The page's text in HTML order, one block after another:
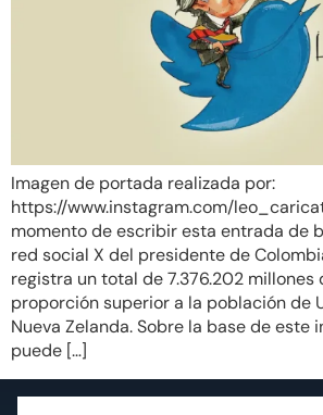
Imagen de portada realizada por:
https://www.instagram.com/
momento de escribir esta entrada de
red social X del presidente de
registra un total de 7.376.202 millones
proporción superior a la población de
Nueva Zelanda. Sobre la base de este
puede […]